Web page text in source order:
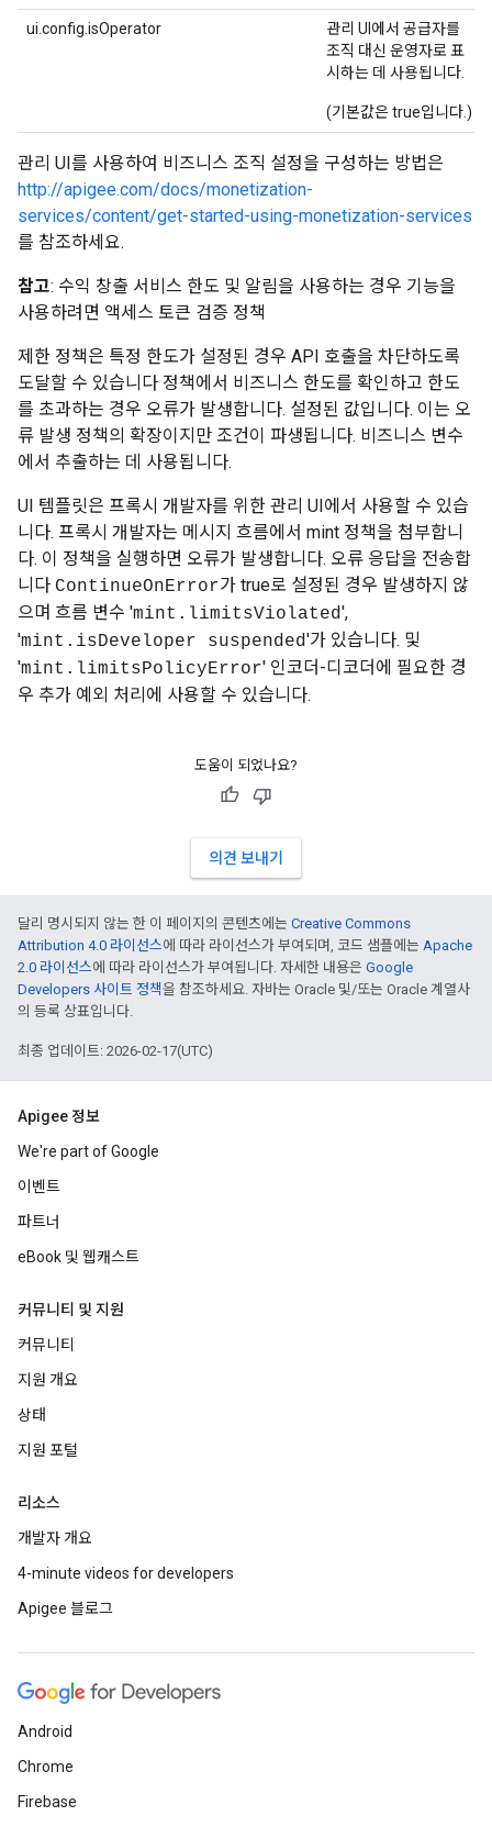
ui.config.isOperator
관리 UI에서 공급자를
조직 대신 운영자로 표
시하는 데 사용됩니다.
(기본값은 true입니다.)
관리 UI를 사용하여 비즈니스 조직 설정을 구성하는 방법은
http://apigee.com/docs/monetization-
services/content/get-started-using-monetization-services
를 참조하세요.
참고: 수익 창출 서비스 한도 및 알림을 사용하는 경우 기능을
사용하려면 액세스 토큰 검증 정책
제한 정책은 특정 한도가 설정된 경우 API 호출을 차단하도록
도달할 수 있습니다 정책에서 비즈니스 한도를 확인하고 한도
를 초과하는 경우 오류가 발생합니다. 설정된 값입니다. 이는 오
류 발생 정책의 확장이지만 조건이 파생됩니다. 비즈니스 변수
에서 추출하는 데 사용됩니다.
UI 템플릿은 프록시 개발자를 위한 관리 UI에서 사용할 수 있습
니다. 프록시 개발자는 메시지 흐름에서 mint 정책을 첨부합니
다. 이 정책을 실행하면 오류가 발생합니다. 오류 응답을 전송합
니다 ContinueOnError가 true로 설정된 경우 발생하지 않
으며 흐름 변수 'mint.limitsViolated',
'mint.isDeveloper suspended'가 있습니다. 및
'mint.limitsPolicyError' 인코더-디코더에 필요한 경
우 추가 예외 처리에 사용할 수 있습니다.
도움이 되었나요?
의견 보내기
달리 명시되지 않는 한 이 페이지의 콘텐츠에는 Creative Commons
Attribution 4.0 라이선스에 따라 라이선스가 부여되며, 코드 샘플에는 Apache
2.0 라이선스에 따라 라이선스가 부여됩니다. 자세한 내용은 Google
Developers 사이트 정책을 참조하세요. 자바는 Oracle 및/또는 Oracle 계열사
의 등록 상표입니다.
최종 업데이트: 2026-02-17(UTC)
Apigee 정보
We're part of Google
이벤트
파트너
eBook 및 웹캐스트
커뮤니티 및 지원
커뮤니티
지원 개요
상태
지원 포털
리소스
개발자 개요
4-minute videos for developers
Apigee 블로그
Android
Chrome
Firebase